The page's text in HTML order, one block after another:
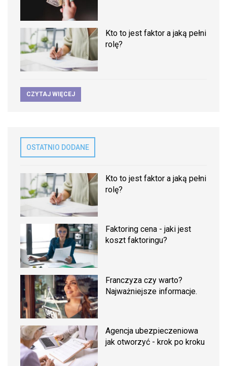
Kto to jest faktor a jaką pełni
rolę?
CZYTAJ WIĘCEJ
OSTATNIO DODANE
Kto to jest faktor a jaką pełni
rolę?
Faktoring cena - jaki jest
koszt faktoringu?
Franczyza czy warto?
Najważniejsze informacje.
Agencja ubezpieczeniowa
jak otworzyć - krok po kroku